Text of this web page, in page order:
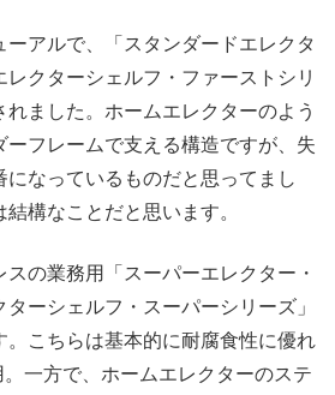
ーアルで、「スタンダードエレクタ
クターシェルフ・ファーストシリ
ました。ホームエレクターのよう
ーフレームで支える構造ですが、失
なっているものだと思ってまし
構なことだと思います。
スの業務用「スーパーエレクター・
ーシェルフ・スーパーシリーズ」
。こちらは基本的に耐腐食性に優れ
一方で、ホームエレクターのステ